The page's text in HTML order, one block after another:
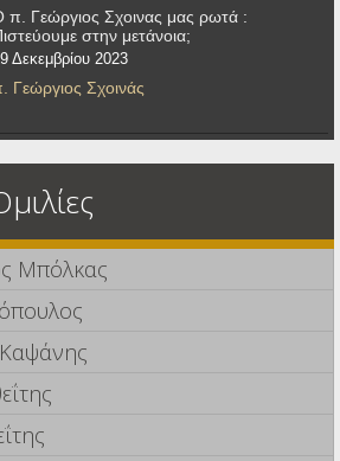
π. Γεώργιος Σχοινας μας ρωτά :
στην μετάνοια;
Δεκεμβρίου 2023
Γεώργιος Σχοινάς
Μπόλκας